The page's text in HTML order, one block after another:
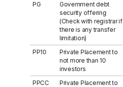
PG
Government debt
security offering
(Check with registrar if
there is any transfer
limitation)
PP10
Private Placement to
not more than 10
investors
PPCC
Private Placement to